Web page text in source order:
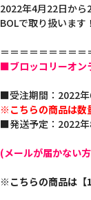
2022年4月22日から
BOLで取り扱います！
＝＝＝＝＝＝＝＝
■ブロッコリーオン
■受注期間：2022
※こちらの商品は数
■発送予定：2022年
(メールが届かない
※こちらの商品は【